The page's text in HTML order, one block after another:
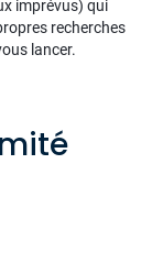
imprévus) qui
recherches
lancer.